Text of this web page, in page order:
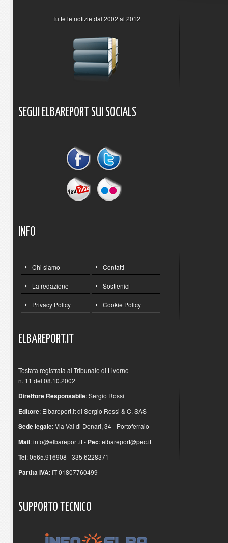
Tutte le notizie dal 2002 al 2012
SEGUI ELBAREPORT SUI SOCIALS
INFO
Chi siamo Contatti
La redazione Sostienici
Privacy Policy Cookie Policy
ELBAREPORT.IT
Testata registrata al Tribunale di Livorno
n. 11 del 08.10.2002
Direttore Responsabile: Sergio Rossi
Editore: Elbareport.it di Sergio Rossi & C. SAS
Sede legale: Via Val di Denari, 34 - Portoferraio
Mail:info@elbareport.it- Pec:elbareport@pec.it
Tel: 0565.916908 - 335.6228371
Partita IVA: IT 01807760499
SUPPORTO TECNICO